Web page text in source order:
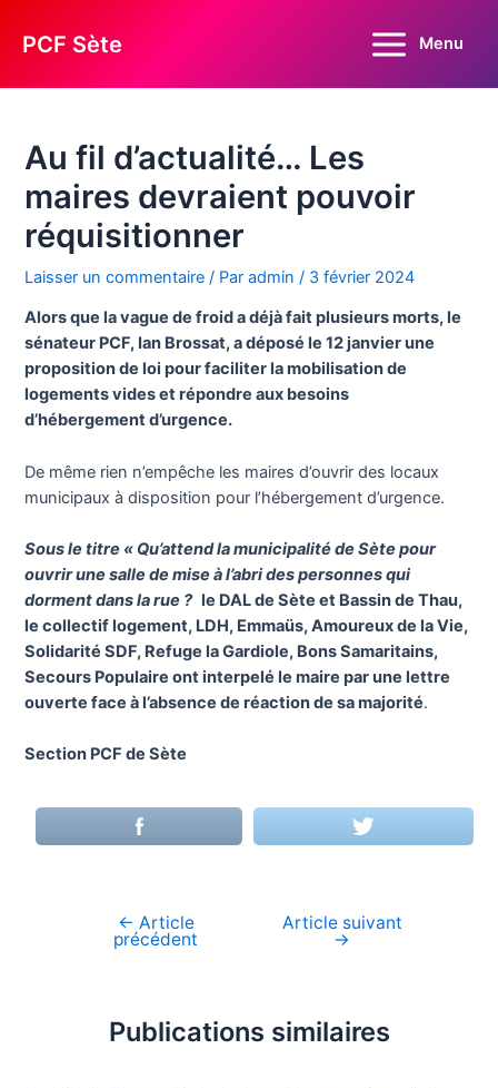
PCF Sète
Main
Menu
Au fil d’actualité… Les
maires devraient pouvoir
réquisitionner
Laisser un commentaire / Paradmin/ 3 février 2024
Alors que la vague de froid a déjà fait plusieurs morts, le
sénateur PCF, Ian Brossat, a déposé le 12 janvier une
proposition de loi pour faciliter la mobilisation de
logements vides et répondre aux besoins
d’hébergement d’urgence.
De même rien n’empêche les maires d’ouvrir des locaux
municipaux à disposition pour l’hébergement d’urgence.
Sous le titre « Qu’attend la municipalité de Sète pour
ouvrir une salle de mise à l’abri des personnes qui
dorment dans la rue ? le DAL de Sète et Bassin de Thau,
le collectif logement, LDH, Emmaüs, Amoureux de la Vie,
Solidarité SDF, Refuge la Gardiole, Bons Samaritains,
Secours Populaire ont interpelé le maire par une lettre
ouverte face à l’absence de réaction de sa majorité.
Section PCF de Sète
Navigation
← Article
précédent
Article suivant
→
Publications similaires